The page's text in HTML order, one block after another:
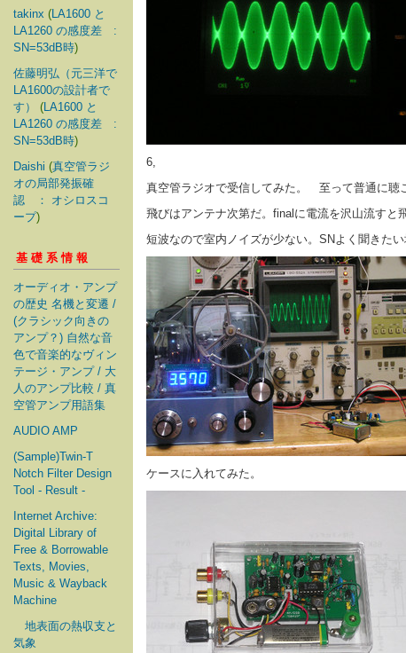
takinx (LA1600 と
LA1260 の感度差 :
SN=53dB時)
佐藤明弘（元三洋で
LA1600の設計者で
す）
(LA1600 と
LA1260 の感度差 :
SN=53dB時)
Daishi (真空管ラジ
オの局部発振確
認 ： オシロスコ
ープ)
基礎系情報
オーディオ・アンプ
の歴史 名機と変遷 /
(クラシック向きの
アンプ？) 自然な音
色で音楽的なヴィン
テージ・アンプ / 大
人のアンプ比較 / 真
空管アンプ用語集
AUDIO AMP
(Sample)Twin-T
Notch Filter Design
Tool - Result -
Internet Archive:
Digital Library of
Free & Borrowable
Texts, Movies,
Music & Wayback
Machine
地表面の熱収支と
気象
6,
真空管ラジオで受信してみた。 至って普通に聴
飛びはアンテナ次第だ。finalに電流を沢山流す
短波なので室内ノイズが少ない。SNよく聞きたい
ケースに入れてみた。